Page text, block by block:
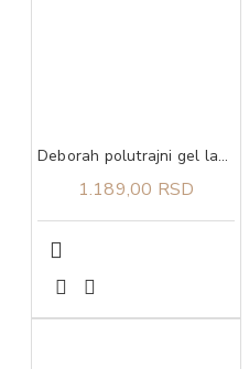
Deborah polutrajni gel lak 10 4,5 ml
1.189,00 RSD